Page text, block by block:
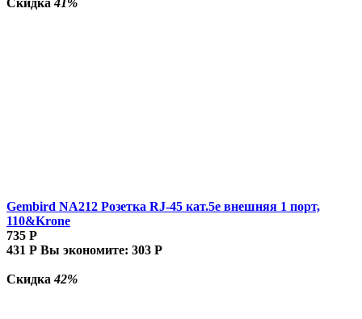
Gembird NA212 Розетка RJ-45 кат.5e внешняя 1 порт,
110&Krone
735 Р
431 Р Вы экономите: 303 Р
Скидка42%